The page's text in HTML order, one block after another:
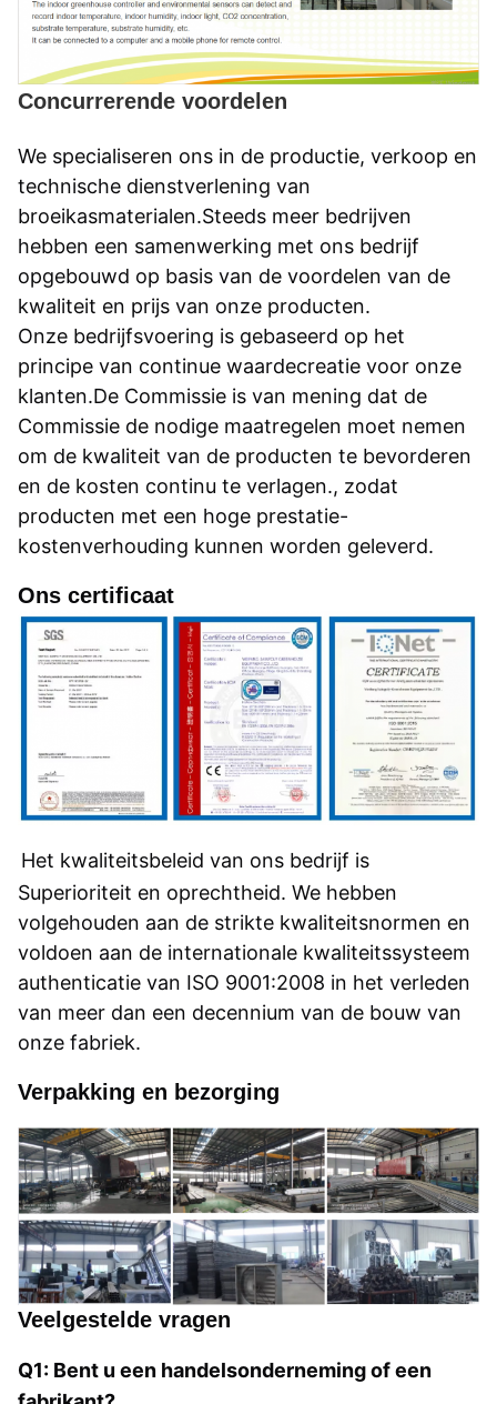
Concurrerende voordelen
We specialiseren ons in de productie, verkoop en
technische dienstverlening van
broeikasmaterialen.Steeds meer bedrijven
hebben een samenwerking met ons bedrijf
opgebouwd op basis van de voordelen van de
kwaliteit en prijs van onze producten.
Onze bedrijfsvoering is gebaseerd op het
principe van continue waardecreatie voor onze
klanten.De Commissie is van mening dat de
Commissie de nodige maatregelen moet nemen
om de kwaliteit van de producten te bevorderen
en de kosten continu te verlagen., zodat
producten met een hoge prestatie-
kostenverhouding kunnen worden geleverd.
Ons certificaat
Het kwaliteitsbeleid van ons bedrijf is
Superioriteit en oprechtheid. We hebben
volgehouden aan de strikte kwaliteitsnormen en
voldoen aan de internationale kwaliteitssysteem
authenticatie van ISO 9001:2008 in het verleden
van meer dan een decennium van de bouw van
onze fabriek.
Verpakking en bezorging
Veelgestelde vragen
Q1: Bent u een handelsonderneming of een